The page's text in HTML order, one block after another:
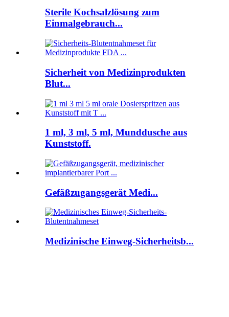
Sterile Kochsalzlösung zum
Einmalgebrauch...
Sicherheit von Medizinprodukten
Blut...
1 ml, 3 ml, 5 ml, Munddusche aus
Kunststoff.
Gefäßzugangsgerät Medi...
Medizinische Einweg-Sicherheitsb...